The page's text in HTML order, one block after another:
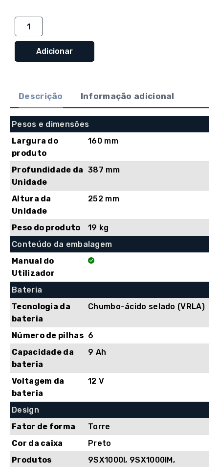
Quantidade
de
Eaton
9SX
Torre
Adicionar
Descrição Informação adicional
Pesos e dimensões
Largura do
produto
160 mm
Profundidade da
Unidade
387 mm
Altura da
Unidade
252 mm
Peso do produto
19 kg
Conteúdo da embalagem
Manual do
Utilizador
Bateria
Tecnologia da
bateria
Chumbo-ácido selado (VRLA)
Número de pilhas 6
Capacidade da
bateria
9 Ah
Voltagem da
bateria
12 V
Design
Fator de forma
Torre
Cor da caixa
Preto
Produtos
9SX1000I, 9SX1000IM,